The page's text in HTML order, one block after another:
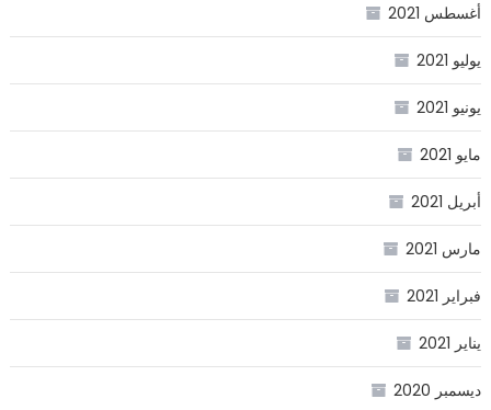
أغسطس 2021
يوليو 2021
يونيو 2021
مايو 2021
أبريل 2021
مارس 2021
فبراير 2021
يناير 2021
ديسمبر 2020